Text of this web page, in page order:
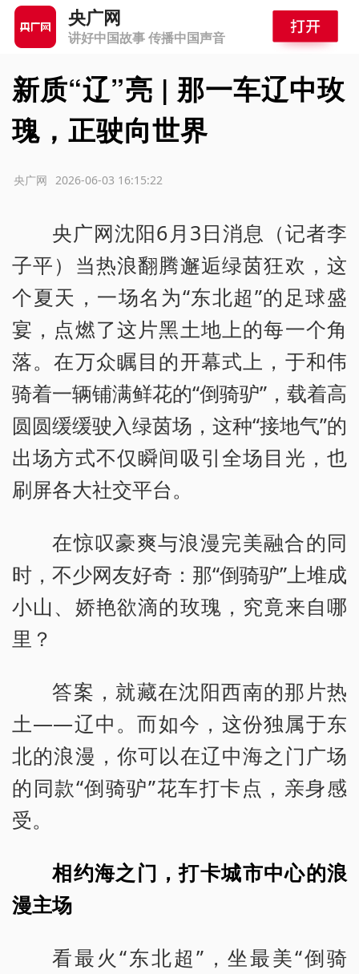
央广网
讲好中国故事 传播中国声音
新质“辽”亮 | 那一车辽中玫
瑰，正驶向世界
2026-06-03 16:15:22
央广网
央广网沈阳6月3日消息（记者李
子平）当热浪翻腾邂逅绿茵狂欢，这
个夏天，一场名为“东北超”的足球盛
宴，点燃了这片黑土地上的每一个角
落。在万众瞩目的开幕式上，于和伟
骑着一辆铺满鲜花的“倒骑驴”，载着高
圆圆缓缓驶入绿茵场，这种“接地气”的
出场方式不仅瞬间吸引全场目光，也
刷屏各大社交平台。
在惊叹豪爽与浪漫完美融合的同
时，不少网友好奇：那“倒骑驴”上堆成
小山、娇艳欲滴的玫瑰，究竟来自哪
里？
答案，就藏在沈阳西南的那片热
土——辽中。而如今，这份独属于东
北的浪漫，你可以在辽中海之门广场
的同款“倒骑驴”花车打卡点，亲身感
受。
相约海之门，打卡城市中心的浪
漫主场
看最火“东北超”，坐最美“倒骑